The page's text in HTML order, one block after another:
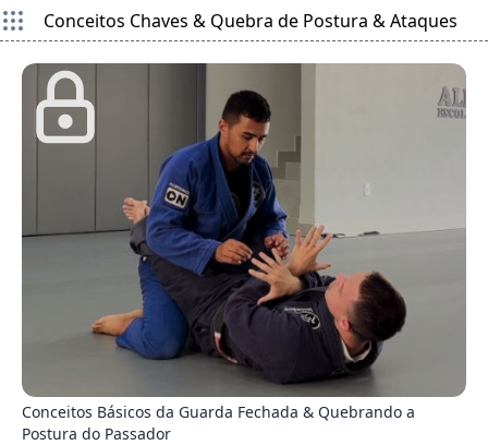
Conceitos Chaves & Quebra de Postura & Ataques
Conceitos Básicos da Guarda Fechada & Quebrando a
Postura do Passador